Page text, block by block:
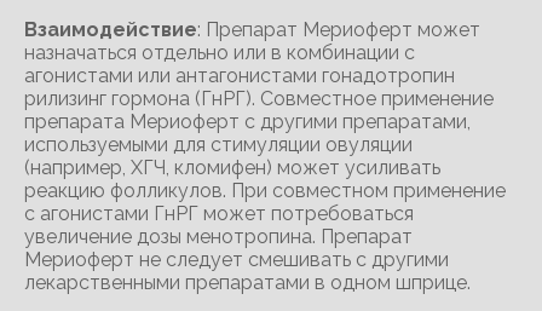
Взаимодействие: Препарат Мериоферт может
назначаться отдельно или в комбинации с
агонистами или антагонистами гонадотропин
рилизинг гормона (ГнРГ). Совместное применение
препарата Мериоферт с другими препаратами,
используемыми для стимуляции овуляции
(например, ХГЧ, кломифен) может усиливать
реакцию фолликулов. При совместном применение
с агонистами ГнРГ может потребоваться
увеличение дозы менотропина. Препарат
Мериоферт не следует смешивать с другими
лекарственными препаратами в одном шприце.